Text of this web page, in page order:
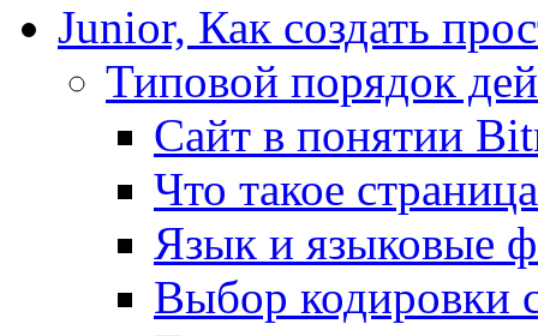
Junior, Как создать
Типовой порядок
Сайт в понятии
Что такое страница
Язык и языковые
Выбор кодировки